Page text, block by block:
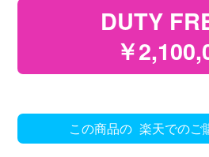
DUTY
￥
この商品の 楽天でのご